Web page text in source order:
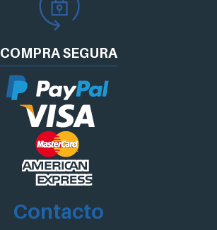
COMPRASEGURA
Contacto